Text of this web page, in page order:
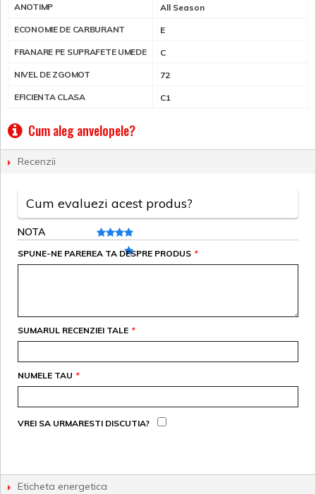
ANOTIMP All Season
ECONOMIE DE CARBURANT E
FRANARE PE SUPRAFETE UMEDE C
NIVEL DE ZGOMOT 72
EFICIENTA CLASA C1
Cum aleg anvelopele?
Recenzii
Cum evaluezi acest produs?
NOTA
*
SPUNE-NE PAREREA TA DESPRE PRODUS
*
SUMARUL RECENZIEI TALE
*
NUMELE TAU
VREI SA URMARESTI DISCUTIA?
Eticheta energetica